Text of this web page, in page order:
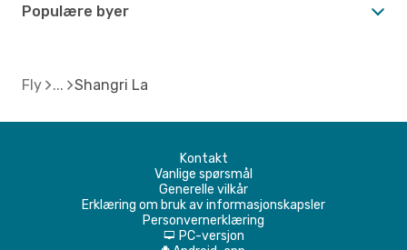
Populære byer
Fly Shangri La
Kontakt
Vanlige spørsmål
Generelle vilkår
Erklæring om bruk av informasjonskapsler
Personvernerklæring
d PC-versjon